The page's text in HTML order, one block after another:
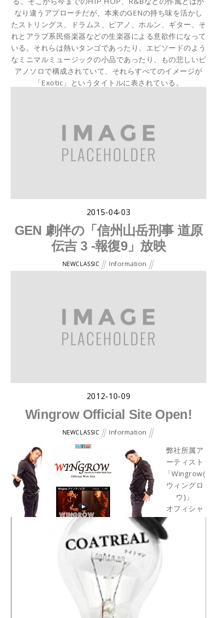
なり違うアプローチだが、本来のGENの持ち味を活かし
たストリングス、ドラムス、ピアノ、ホルン、ギター、そ
れとアラブ系民俗楽器などの生楽器による意欲作になって
いる。それらは熱いタンゴであったり、エピソードのよう
なミニマルミュージックの小品であったり、もの悲しいピ
アノソロで構成されていて、それらすべてのイメージが
「Exotic」というタイトルに表されている。
GEN「Exotic」商品情報
iTunes Music Store GEN「Exotic」
2015-04-03
GEN 劇伴の「信州山岳刑事 道原
伝吉 3 -報復9」放映
NEWCLASSIC Information
水曜ミステリー9「信州山岳刑事 道原伝吉 3 -報復9 (主演:
松平健)」
日時: 2015年4月8日 (水) 21時〜 テレビ東京系)
水曜ミステリー９ Official Site
2012-10-09
Wingrow Official Site Open!
NEWCLASSIC Information
弊社所属ア
ーティスト
「Wingrow(
ウィングロ
ウ)」
オフィシャ
ルサイトが
オープン致
ウ) Official Site